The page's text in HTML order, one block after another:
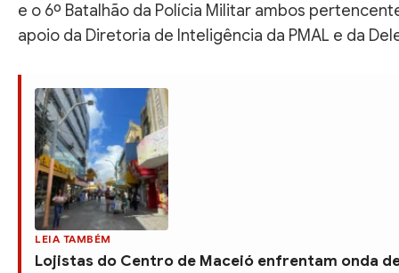
e o 6º Batalhão da Polícia Militar ambos
apoio da Diretoria de Inteligência da PMAL e da
LEIA TAMBÉM
Lojistas do Centro de Maceió enfrentam onda